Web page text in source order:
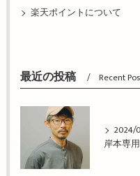
楽天ポイントについて
最近の投稿 Recent
2024/
岸本専